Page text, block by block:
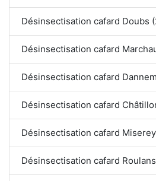
Désinsectisation cafard Doubs
Désinsectisation cafard
Désinsectisation cafard
Désinsectisation cafard
Désinsectisation cafard
Désinsectisation cafard